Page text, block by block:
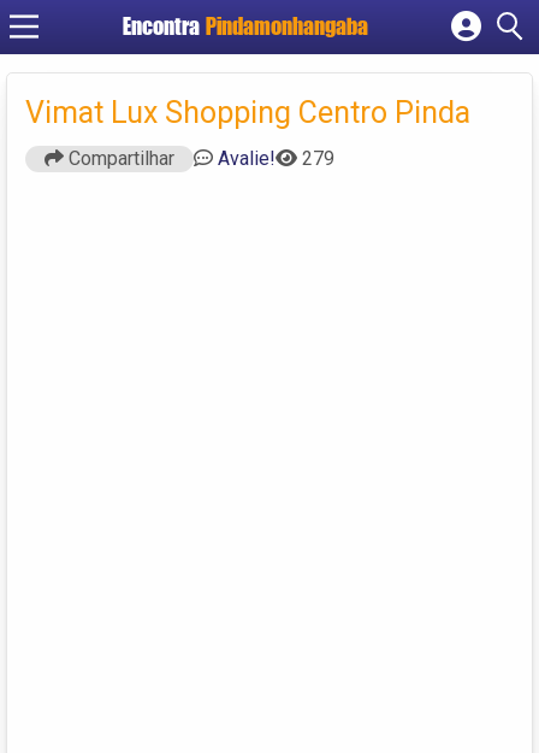
Encontra Pindamonhangaba
Cadastrar empresa
Criar conta
Vimat Lux Shopping Centro Pinda
Compartilhar Avalie! 279